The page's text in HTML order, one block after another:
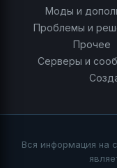
Моды и
Проблемы и
Прочее
Серверы и
Вся информация на